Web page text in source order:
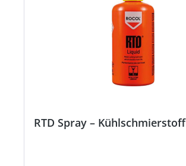
RTD Spray – Kühlschmierstoff